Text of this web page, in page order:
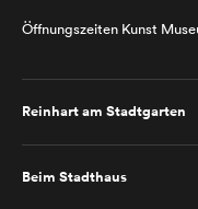
Öffnungszeiten Kunst
Reinhart am Stadtgarten
Beim Stadthaus